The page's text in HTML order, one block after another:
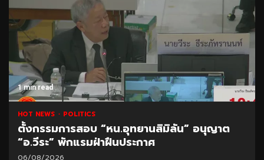
1 min read
HOT NEWS POLITICS
ตั้งกรรมการสอบ “หน.อุทยานสิมิลัน” อนุญาต
“อ.วีระ” พักแรมฝ่าฝืนประกาศ
06/08/2026